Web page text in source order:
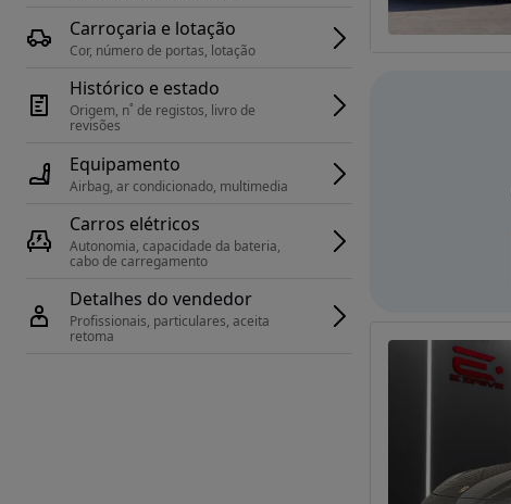
Carroçaria e lotação
Cor, número de portas, lotação
Histórico e estado
Origem, n˚ de registos, livro de
revisões
Equipamento
Airbag, ar condicionado, multimedia
Carros elétricos
Autonomia, capacidade da bateria,
cabo de carregamento
Detalhes do vendedor
Profissionais, particulares, aceita
retoma